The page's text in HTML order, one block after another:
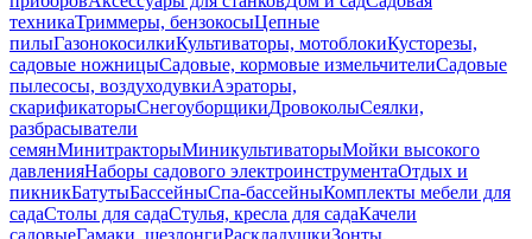
техникаТриммеры, бензокосыЦепные
пилыГазонокосилкиКультиваторы, мотоблокиКусторезы,
садовые ножницыСадовые, кормовые измельчителиСадовые
пылесосы, воздуходувкиАэраторы,
скарификаторыСнегоуборщикиДровоколыСеялки,
разбрасыватели
семянМинитракторыМиникультиваторыМойки высокого
давленияНаборы садового электроинструментаОтдых и
пикникБатутыБассейныСпа-бассейныКомплекты мебели для
садаСтолы для садаСтулья, кресла для садаКачели
садовыеГамаки, шезлонгиРаскладушкиЗонты,